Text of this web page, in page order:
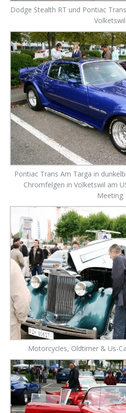
Dodge Stealth RT und Pontiac
Volketswil
Pontiac Trans Am Targa in
Chromfelgen in Volketswil am
Meeting
Motorcycles, Oldtimer & Us-